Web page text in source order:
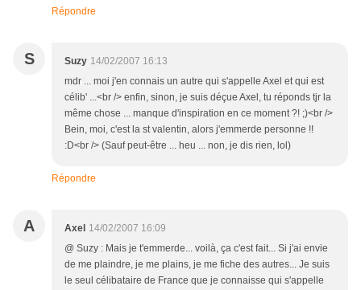
Répondre
S Suzy 14/02/2007 16:13
mdr ... moi j'en connais un autre qui s'appelle Axel et qui est
célib' ...<br /> enfin, sinon, je suis déçue Axel, tu réponds tjr la
même chose ... manque d'inspiration en ce moment ?! ;)<br />
Bein, moi, c'est la st valentin, alors j'emmerde personne !!
:D<br /> (Sauf peut-être ... heu ... non, je dis rien, lol)
Répondre
A Axel 14/02/2007 16:09
@ Suzy : Mais je t'emmerde... voilà, ça c'est fait... Si j'ai envie
de me plaindre, je me plains, je me fiche des autres... Je suis
le seul célibataire de France que je connaisse qui s'appelle